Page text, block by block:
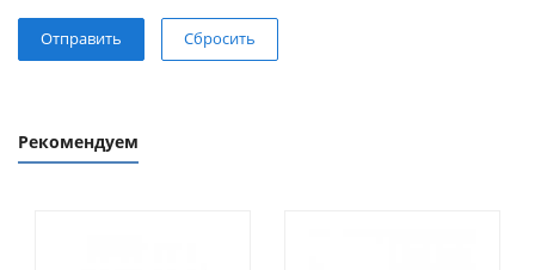
Сбросить
Рекомендуем